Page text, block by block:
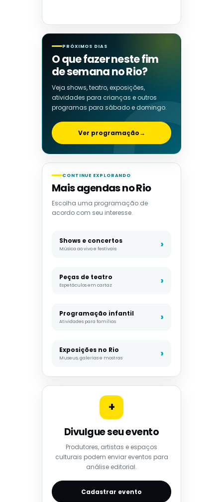
PRÓXIMOS DIAS
O que fazer neste fim
de semana no Rio?
Veja shows, teatro, exposições,
atividades para crianças e outros
programas para sábado e domingo.
Ver programação→
CONTINUE EXPLORANDO
Mais agendas no Rio
Escolha uma programação de
acordo com seu interesse.
Shows e concertos
Música ao vivo e festivais
Peças de teatro
Espetáculos em cartaz
Programação infantil
Atividades para famílias
Exposições no Rio
Museus, galerias e mostras
+
Divulgue seu evento
Produtores, artistas e espaços
culturais podem enviar eventos para
análise editorial.
Cadastrar evento